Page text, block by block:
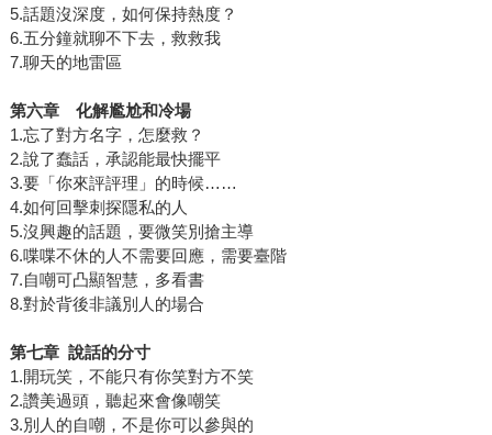
5.話題沒深度，如何保持熱度？
6.五分鐘就聊不下去，救救我
7.聊天的地雷區
第六章 化解尷尬和冷場
1.忘了對方名字，怎麼救？
2.說了蠢話，承認能最快擺平
3.要「你來評評理」的時候……
4.如何回擊刺探隱私的人
5.沒興趣的話題，要微笑別搶主導
6.喋喋不休的人不需要回應，需要臺階
7.自嘲可凸顯智慧，多看書
8.對於背後非議別人的場合
第七章 說話的分寸
1.開玩笑，不能只有你笑對方不笑
2.讚美過頭，聽起來會像嘲笑
3.別人的自嘲，不是你可以參與的